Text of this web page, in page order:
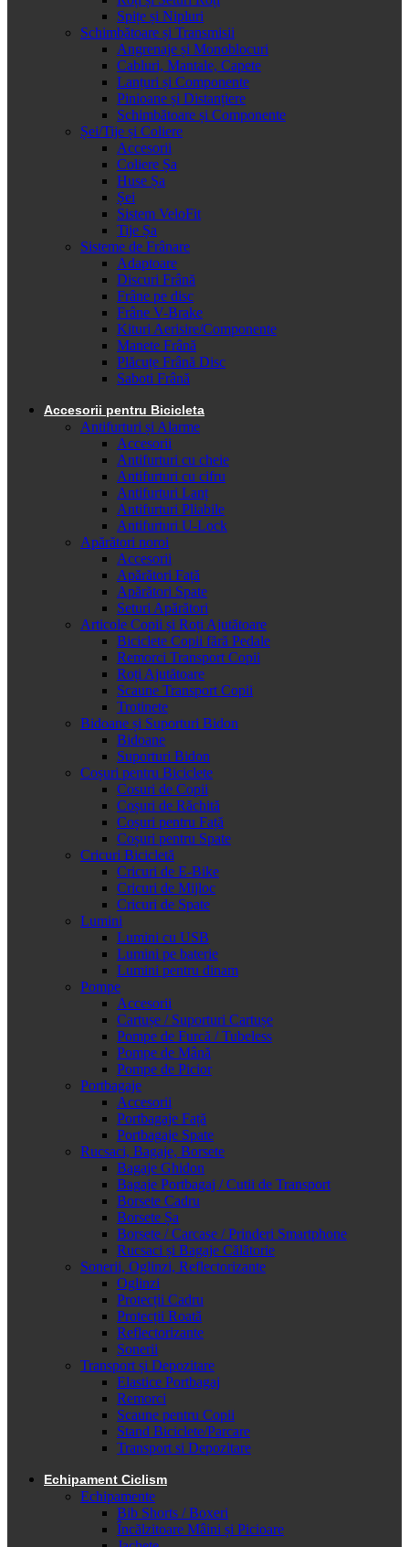
Spițe și Nipluri
Schimbătoare și Transmisii
Angrenaje și Monoblocuri
Cabluri, Mantale, Capete
Lanțuri și Componente
Pinioane și Distanțiere
Schimbătoare și Componente
Șei/Tije și Coliere
Accesorii
Coliere Șa
Huse Șa
Șei
Sistem VeloFit
Tije Șa
Sisteme de Frânare
Adaptoare
Discuri Frână
Frâne pe disc
Frâne V-Brake
Kituri Aerisire/Componente
Manete Frână
Plăcuțe Frână Disc
Saboti Frână
Accesorii pentru Bicicleta
Antifurturi și Alarme
Accesorii
Antifurturi cu cheie
Antifurturi cu cifru
Antifurturi Lanț
Antifurturi Pliabile
Antifurturi U-Lock
Apărători noroi
Accesorii
Apărători Față
Apărători Spate
Seturi Apărători
Articole Copii și Roți Ajutătoare
Biciclete Copii fără Pedale
Remorci Transport Copii
Roți Ajutătoare
Scaune Transport Copii
Trotinete
Bidoane și Suporturi Bidon
Bidoane
Suporturi Bidon
Coșuri pentru Biciclete
Cosuri de Copii
Coșuri de Răchită
Coșuri pentru Față
Coșuri pentru Spate
Cricuri Bicicletă
Cricuri de E-Bike
Cricuri de Mijloc
Cricuri de Spate
Lumini
Lumini cu USB
Lumini pe baterie
Lumini pentru dinam
Pompe
Accesorii
Cartușe / Suporturi Cartușe
Pompe de Furcă / Tubeless
Pompe de Mână
Pompe de Picior
Portbagaje
Accesorii
Portbagaje Față
Portbagaje Spate
Rucsaci, Bagaje, Borsete
Bagaje Ghidon
Bagaje Portbagaj / Cutii de Transport
Borsete Cadru
Borsete Șa
Borsete / Carcase / Prinderi Smartphone
Rucsaci și Bagaje Călătorie
Sonerii, Oglinzi, Reflectorizante
Oglinzi
Protecții Cadru
Protecții Roată
Reflectorizante
Sonerii
Transport și Depozitare
Elastice Portbagaj
Remorci
Scaune pentru Copii
Stand Biciclete/Parcare
Transport si Depozitare
Echipament Ciclism
Echipamente
Bib Shorts / Boxeri
Încălzitoare Mâini și Picioare